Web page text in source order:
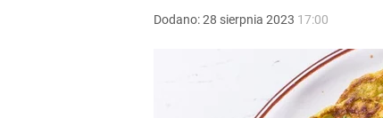
Dodano:28 sierpnia 2023 17:00